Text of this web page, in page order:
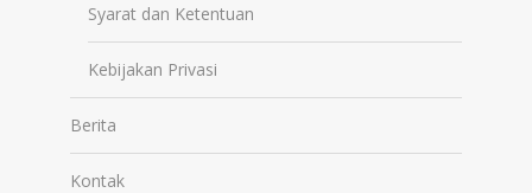
Syarat dan Ketentuan
Kebijakan Privasi
Berita
Kontak